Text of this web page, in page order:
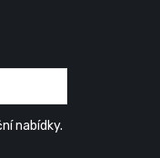
nabídky.